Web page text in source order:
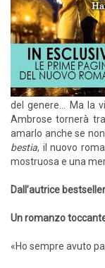
del genere… Ma la
Ambrose tornerà
amarlo anche se
bestia, il nuovo
mostruosa e una
Dall’autrice
Un romanzo
«Ho sempre avuto